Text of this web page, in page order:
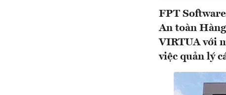
FPT
An toàn
VIRTUA với
việc quản lý